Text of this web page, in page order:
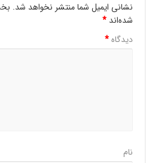
نشانی ایمیل شما منتشر نخواهد شد.
شده‌اند*
دیدگاه*
نام